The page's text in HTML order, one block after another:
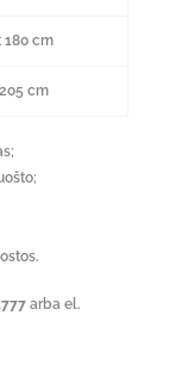
180 cm
cm
arba el.